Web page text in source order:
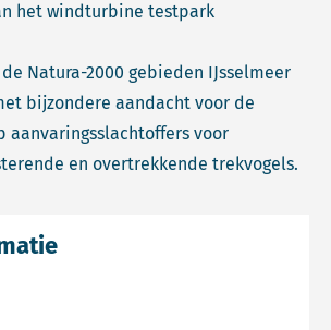
het windturbine testpark
Natura-2000 gebieden IJsselmeer
bijzondere aandacht voor de
aanvaringsslachtoffers voor
en overtrekkende trekvogels.